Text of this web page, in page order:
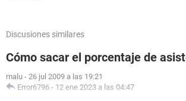
Discusiones similares
Cómo sacar el porcentaje de
malu - 26 jul 2009 a las 19:21
Error6796 - 12 ene 2023 a las 04:47